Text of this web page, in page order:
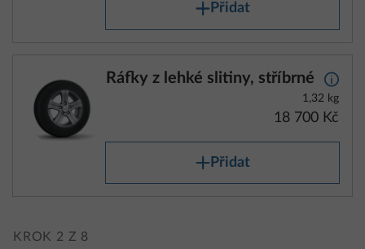
Přidat
Ráfky z lehké slitiny, stříbrné Další
1,32 kg
18 700 Kč
Přidat
KROK 2 Z 8